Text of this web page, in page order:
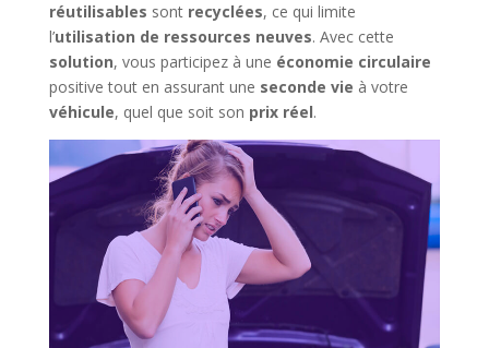
réutilisables sont recyclées, ce qui limite
l’utilisation de ressources neuves. Avec cette
solution, vous participez à une économie circulaire
positive tout en assurant une seconde vie à votre
véhicule, quel que soit son prix réel.